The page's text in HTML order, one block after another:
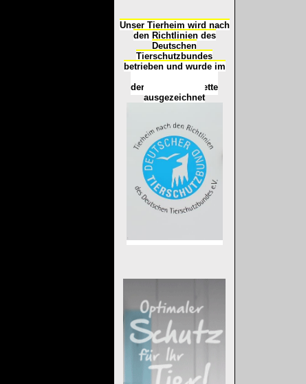
Unser Tierheim wird nach
den Richtlinien des
Deutschen
Tierschutzbundes
betrieben und wurde im
der
Tierheimplakette
ausgezeichnet